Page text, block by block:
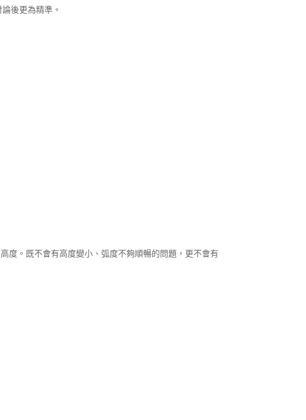
後更為精準。
度。既不會有高度變小、弧度不夠順暢的問題，更不會有